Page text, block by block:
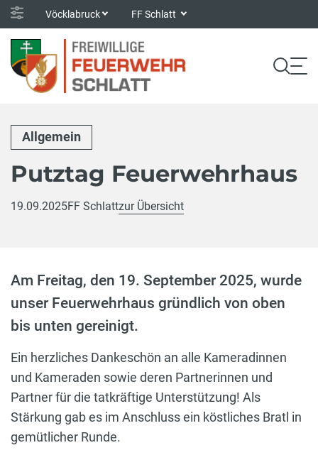
Vöcklabruck FF Schlatt
Allgemein
Putztag Feuerwehrhaus
19.09.2025FF Schlattzur Übersicht
Am Freitag, den 19. September 2025, wurde
unser Feuerwehrhaus gründlich von oben
bis unten gereinigt.
Ein herzliches Dankeschön an alle Kameradinnen
und Kameraden sowie deren Partnerinnen und
Partner für die tatkräftige Unterstützung! Als
Stärkung gab es im Anschluss ein köstliches Bratl in
gemütlicher Runde.